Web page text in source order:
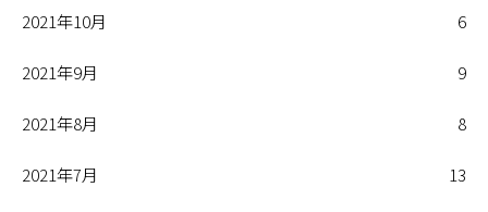
2021年10月 6
2021年9月 9
2021年8月 8
2021年7月 13